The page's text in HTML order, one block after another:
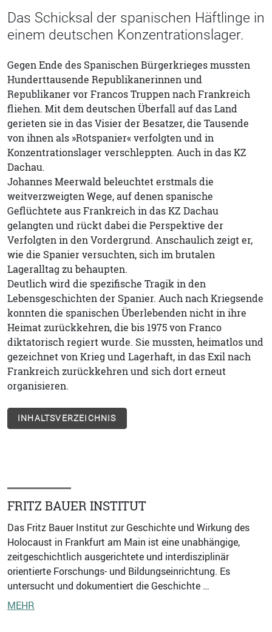
Das Schicksal der spanischen Häftlinge in
einem deutschen Konzentrationslager.
Gegen Ende des Spanischen Bürgerkrieges mussten
Hunderttausende Republikanerinnen und
Republikaner vor Francos Truppen nach Frankreich
fliehen. Mit dem deutschen Überfall auf das Land
gerieten sie in das Visier der Besatzer, die Tausende
von ihnen als »Rotspanier« verfolgten und in
Konzentrationslager verschleppten. Auch in das KZ
Dachau.
Johannes Meerwald beleuchtet erstmals die
weitverzweigten Wege, auf denen spanische
Geflüchtete aus Frankreich in das KZ Dachau
gelangten und rückt dabei die Perspektive der
Verfolgten in den Vordergrund. Anschaulich zeigt er,
wie die Spanier versuchten, sich im brutalen
Lageralltag zu behaupten.
Deutlich wird die spezifische Tragik in den
Lebensgeschichten der Spanier. Auch nach Kriegsende
konnten die spanischen Überlebenden nicht in ihre
Heimat zurückkehren, die bis 1975 von Franco
diktatorisch regiert wurde. Sie mussten, heimatlos und
gezeichnet von Krieg und Lagerhaft, in das Exil nach
Frankreich zurückkehren und sich dort erneut
organisieren.
INHALTSVERZEICHNIS
FRITZ BAUER INSTITUT
Das Fritz Bauer Institut zur Geschichte und Wirkung des
Holocaust in Frankfurt am Main ist eine unabhängige,
zeitgeschichtlich ausgerichtete und interdisziplinär
orientierte Forschungs- und Bildungseinrichtung. Es
untersucht und dokumentiert die Geschichte …
MEHR